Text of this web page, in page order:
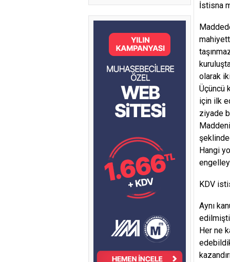
İstisna
olarak
Üçüncü
için ilk
ziyade
Hangi
KDV
Aynı
Her ne